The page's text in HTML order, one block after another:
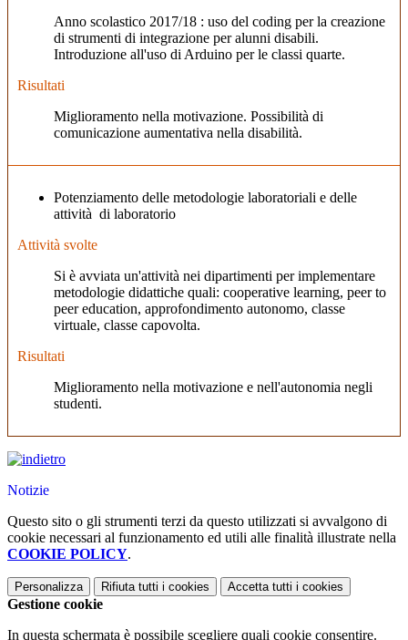
Anno scolastico 2017/18 : uso del coding per la creazione
di strumenti di integrazione per alunni disabili.
Introduzione all'uso di Arduino per le classi quarte.
Risultati
Miglioramento nella motivazione. Possibilità di
comunicazione aumentativa nella disabilità.
Potenziamento delle metodologie laboratoriali e delle
attività di laboratorio
Attività svolte
Si è avviata un'attività nei dipartimenti per implementare
metodologie didattiche quali: cooperative learning, peer to
peer education, approfondimento autonomo, classe
virtuale, classe capovolta.
Risultati
Miglioramento nella motivazione e nell'autonomia negli
studenti.
Notizie
Questo sito o gli strumenti terzi da questo utilizzati si avvalgono di
cookie necessari al funzionamento ed utili alle finalità illustrate nella
COOKIE POLICY.
Personalizza Rifiuta tutti i cookies Accetta tutti i cookies
Gestione cookie
In questa schermata è possibile scegliere quali cookie consentire.